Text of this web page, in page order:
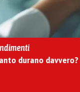
durano davvero?